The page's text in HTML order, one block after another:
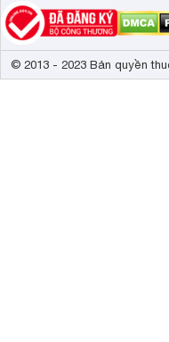
© 2013 - 2023 Bản quyền